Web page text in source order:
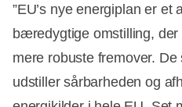
”EU’s nye energiplan er
bæredygtige omstilling,
mere robuste fremover.
udstiller sårbarheden og